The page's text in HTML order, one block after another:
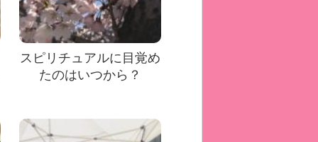
スピリチュアルに目覚め
たのはいつから？